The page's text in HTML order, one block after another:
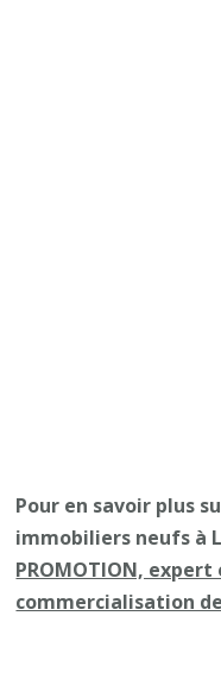
Pour en savoir plus
immobiliers neufs à
PROMOTION,
commercialisation